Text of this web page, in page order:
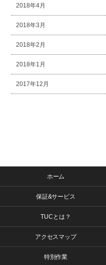
2018年4月
2018年3月
2018年2月
2018年1月
2017年12月
ホーム
保証&サービス
TUCとは？
アクセスマップ
特別作業